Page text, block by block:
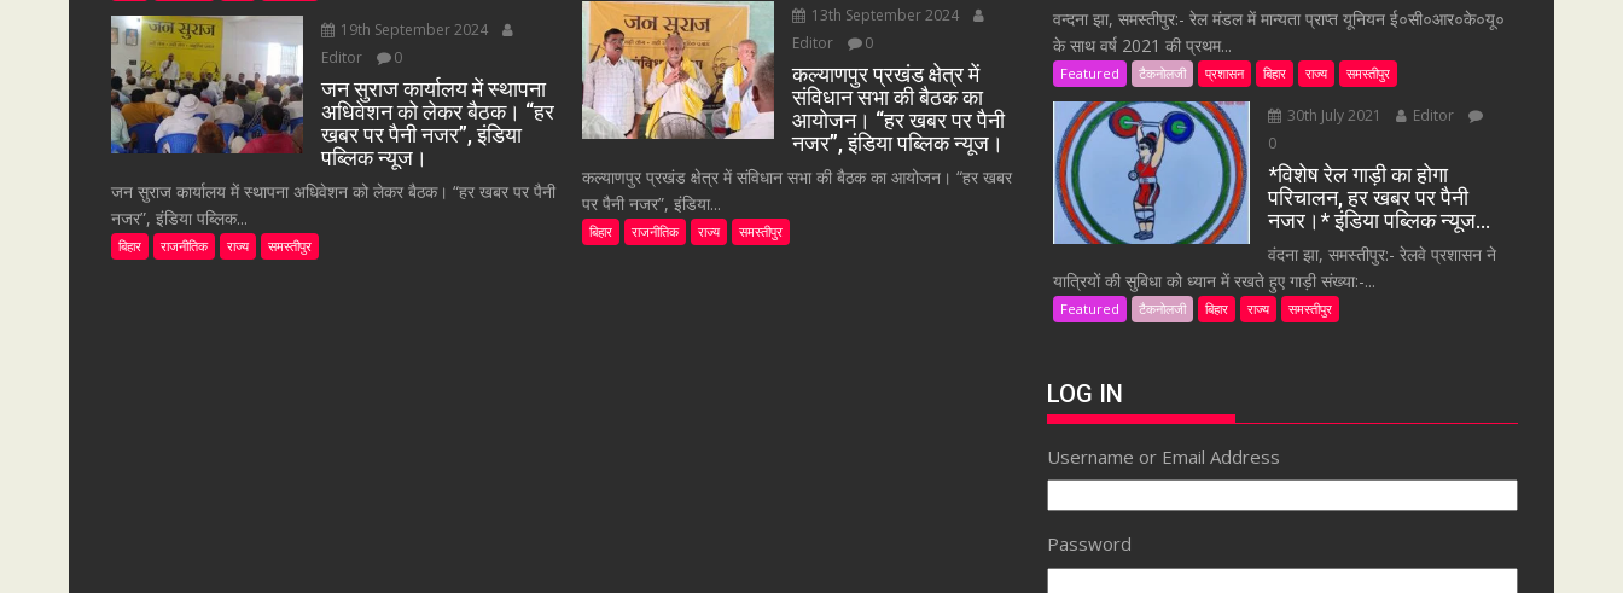
19th September 2024
Editor
0
जन सुराज कार्यालय में स्थापना
अधिवेशन को लेकर बैठक। “हर
खबर पर पैनी नजर”, इंडिया
पब्लिक न्यूज।
जन सुराज कार्यालय में स्थापना अधिवेशन को लेकर बैठक। “हर खबर पर पैनी
नजर”, इंडिया पब्लिक...
बिहार राजनीतिक राज्य समस्तीपुर
13th September 2024
Editor
0
कल्याणपुर प्रखंड क्षेत्र में
संविधान सभा की बैठक का
आयोजन। “हर खबर पर पैनी
नजर”, इंडिया पब्लिक न्यूज।
कल्याणपुर प्रखंड क्षेत्र में संविधान सभा की बैठक का आयोजन। “हर खबर
पर पैनी नजर”, इंडिया...
बिहार राजनीतिक राज्य समस्तीपुर
वन्दना झा, समस्तीपुर:- रेल मंडल में मान्यता प्राप्त यूनियन ई०सी०आर०के०यू०
के साथ वर्ष 2021 की प्रथम...
Featured टैकनोलजी प्रशासन बिहार राज्य समस्तीपुर
30th July 2021
Editor
0
*विशेष रेल गाड़ी का होगा
परिचालन, हर खबर पर पैनी
नजर।* इंडिया पब्लिक न्यूज…
वंदना झा, समस्तीपुर:- रेलवे प्रशासन ने
यात्रियों की सुबिधा को ध्यान में रखते हुए गाड़ी संख्या:-...
Featured टैकनोलजी बिहार राज्य समस्तीपुर
LOG IN
Username or Email Address
Password